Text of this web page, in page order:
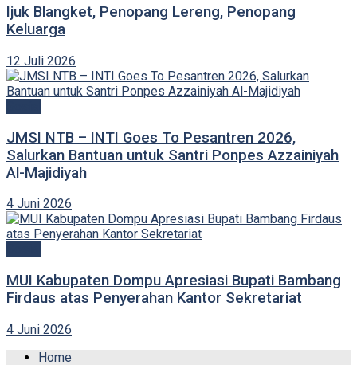
Ijuk Blangket, Penopang Lereng, Penopang
Keluarga
12 Juli 2026
JMSI NTB – INTI Goes To Pesantren 2026,
Salurkan Bantuan untuk Santri Ponpes Azzainiyah
Al-Majidiyah
4 Juni 2026
MUI Kabupaten Dompu Apresiasi Bupati Bambang
Firdaus atas Penyerahan Kantor Sekretariat
4 Juni 2026
Home